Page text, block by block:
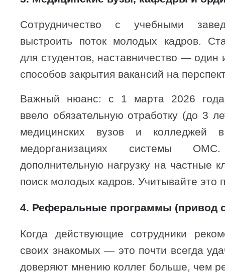
Сотрудничество с учебными
выстроить поток молодых кадров.
для студентов, наставничество —
способов закрытия вакансий на
Важный нюанс: с 1 марта 2026 года
ввело обязательную отработку (до 3
медицинских вузов и колледжей в
медорганизациях системы
дополнительную нагрузку на частные
поиск молодых кадров. Учитывайте это
4. Реферальные программы (привод
Когда действующие сотрудники
своих знакомых — это почти всегда
доверяют мнению коллег больше, чем